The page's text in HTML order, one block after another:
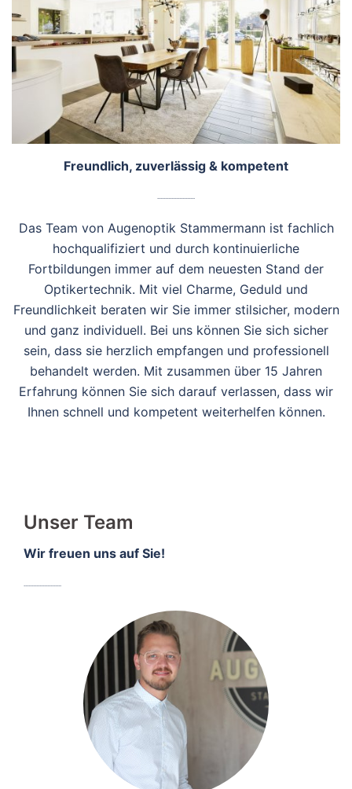
Freundlich, zuverlässig & kompetent
Das Team von Augenoptik Stammermann ist fachlich
hochqualifiziert und durch kontinuierliche
Fortbildungen immer auf dem neuesten Stand der
Optikertechnik. Mit viel Charme, Geduld und
Freundlichkeit beraten wir Sie immer stilsicher, modern
und ganz individuell. Bei uns können Sie sich sicher
sein, dass sie herzlich empfangen und professionell
behandelt werden. Mit zusammen über 15 Jahren
Erfahrung können Sie sich darauf verlassen, dass wir
Ihnen schnell und kompetent weiterhelfen können.
Unser Team
Wir freuen uns auf Sie!